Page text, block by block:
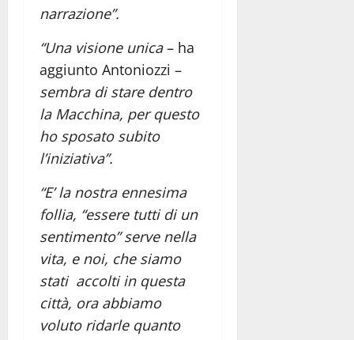
narrazione”.
“Una visione unica– ha
aggiunto Antoniozzi –
sembra di stare dentro
la Macchina, per questo
ho sposato subito
l’iniziativa”.
“E’ la nostra ennesima
follia, “essere tutti di un
sentimento” serve nella
vita, e noi, che siamo
stati accolti in questa
città, ora abbiamo
voluto ridarle quanto